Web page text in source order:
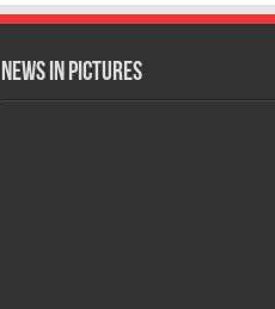
News in Pictures